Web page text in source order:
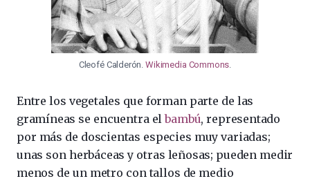
Cleofé Calderón.Wikimedia Commons
Entre los vegetales que forman parte de las
gramíneas se encuentra elbambú, representado
por más de doscientas especies muy variadas;
unas son herbáceas y otras leñosas; pueden medir
menos de un metro con tallos de medio